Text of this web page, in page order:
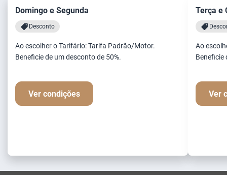
Domingo e Segunda
Desconto
Ao escolher o Tarifário: Tarifa Padrão/Motor.
Beneficie de um desconto de 50%.
Ver condições
Terça e
Ao
Beneficie
Ver